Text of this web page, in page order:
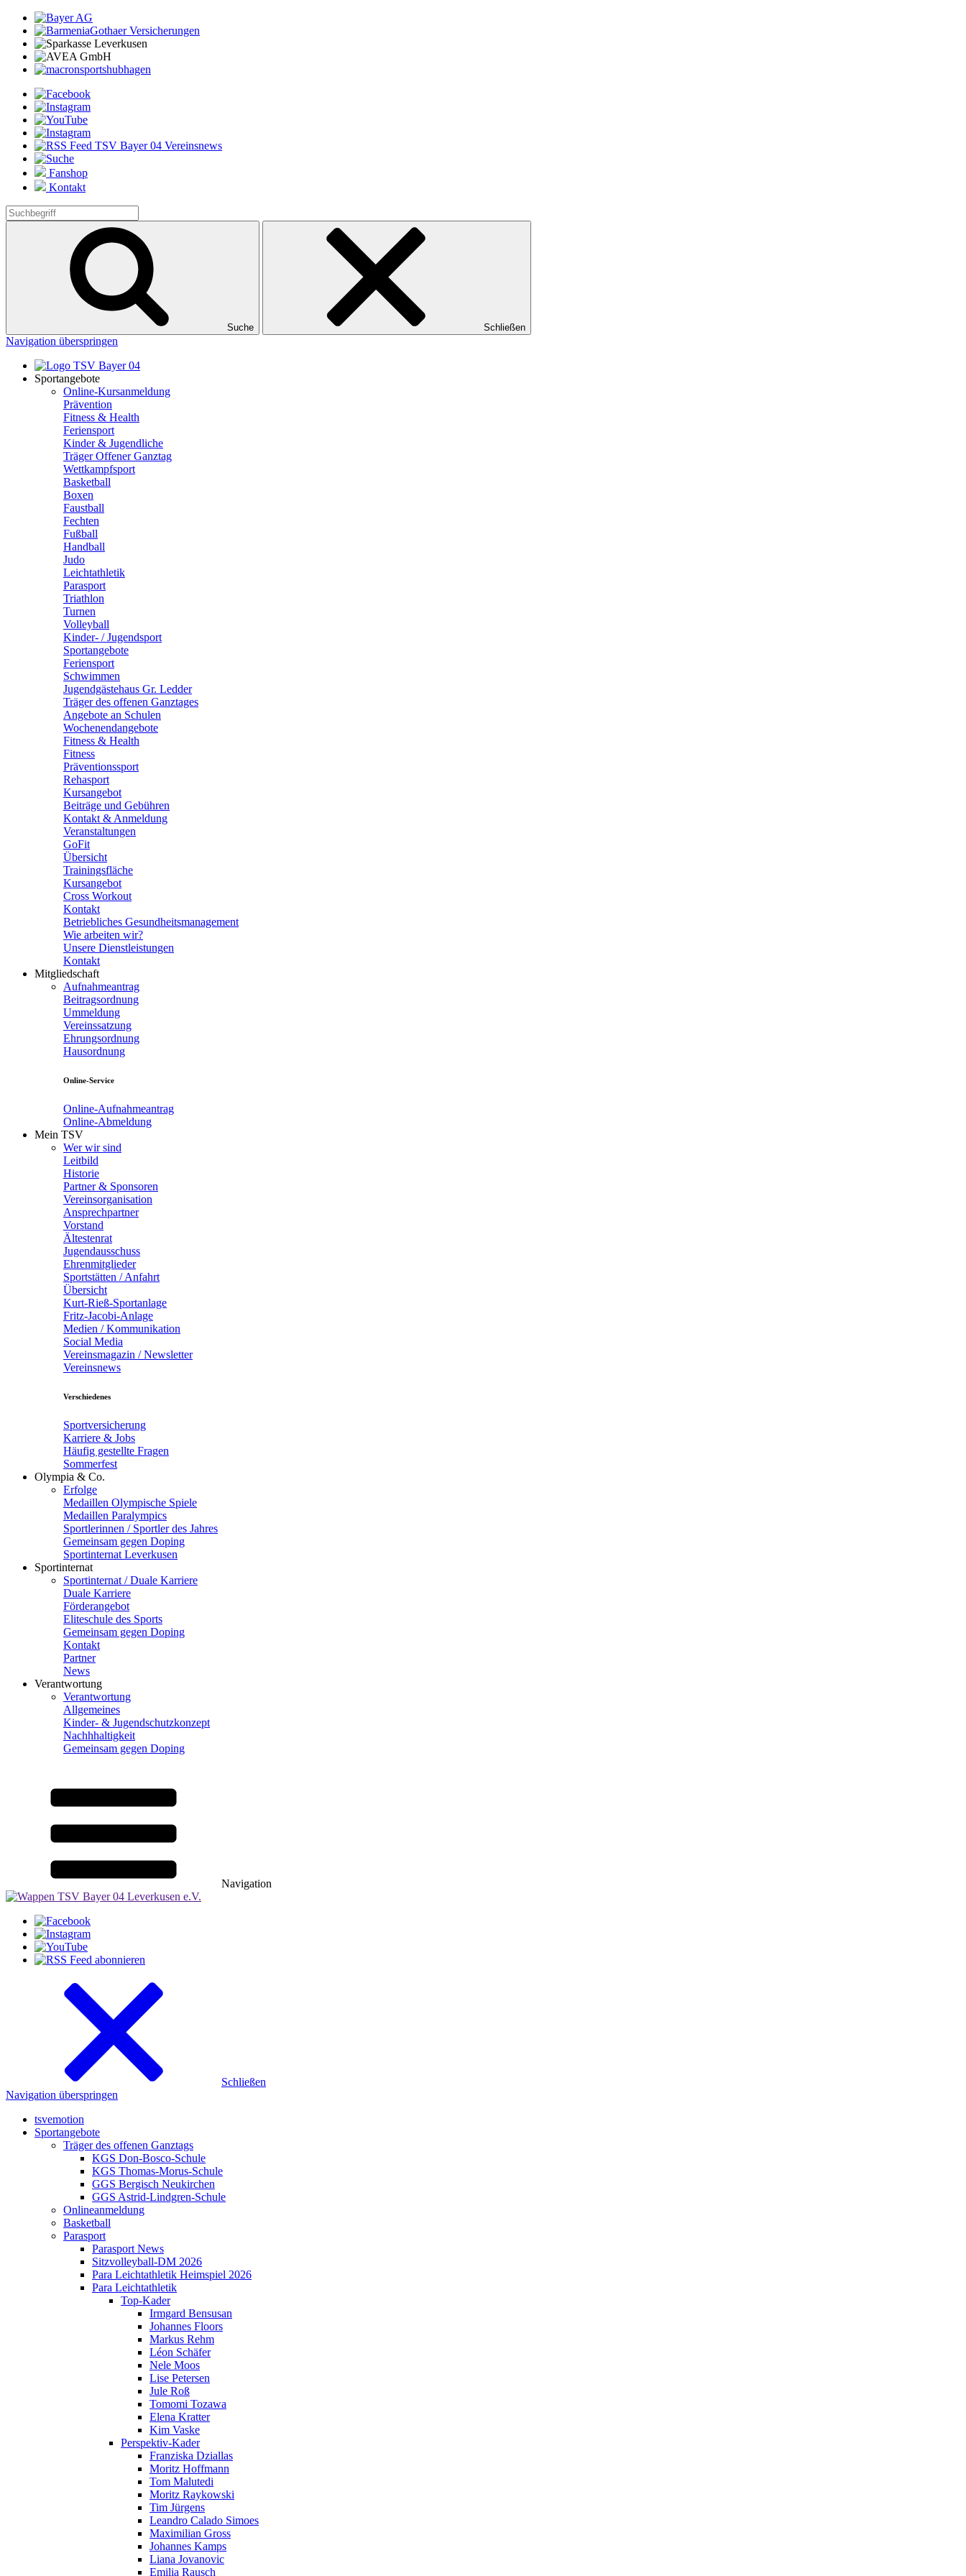
Fanshop
Kontakt
Suche Schließen
Navigation überspringen
Sportangebote
Online-Kursanmeldung
Prävention
Fitness & Health
Feriensport
Kinder & Jugendliche
Träger Offener Ganztag
Wettkampfsport
Basketball
Boxen
Faustball
Fechten
Fußball
Handball
Judo
Leichtathletik
Parasport
Triathlon
Turnen
Volleyball
Kinder- / Jugendsport
Sportangebote
Feriensport
Schwimmen
Jugendgästehaus Gr. Ledder
Träger des offenen Ganztages
Angebote an Schulen
Wochenendangebote
Fitness & Health
Fitness
Präventionssport
Rehasport
Kursangebot
Beiträge und Gebühren
Kontakt & Anmeldung
Veranstaltungen
GoFit
Übersicht
Trainingsfläche
Kursangebot
Cross Workout
Kontakt
Betriebliches Gesundheitsmanagement
Wie arbeiten wir?
Unsere Dienstleistungen
Kontakt
Mitgliedschaft
Aufnahmeantrag
Beitragsordnung
Ummeldung
Vereinssatzung
Ehrungsordnung
Hausordnung
Online-Service
Online-Aufnahmeantrag
Online-Abmeldung
Mein TSV
Wer wir sind
Leitbild
Historie
Partner & Sponsoren
Vereinsorganisation
Ansprechpartner
Vorstand
Ältestenrat
Jugendausschuss
Ehrenmitglieder
Sportstätten / Anfahrt
Übersicht
Kurt-Rieß-Sportanlage
Fritz-Jacobi-Anlage
Medien / Kommunikation
Social Media
Vereinsmagazin / Newsletter
Vereinsnews
Verschiedenes
Sportversicherung
Karriere & Jobs
Häufig gestellte Fragen
Sommerfest
Olympia & Co.
Erfolge
Medaillen Olympische Spiele
Medaillen Paralympics
Sportlerinnen / Sportler des Jahres
Gemeinsam gegen Doping
Sportinternat Leverkusen
Sportinternat
Sportinternat / Duale Karriere
Duale Karriere
Förderangebot
Eliteschule des Sports
Gemeinsam gegen Doping
Kontakt
Partner
News
Verantwortung
Verantwortung
Allgemeines
Kinder- & Jugendschutzkonzept
Nachhhaltigkeit
Gemeinsam gegen Doping
Navigation
Schließen
Navigation überspringen
tsvemotion
Sportangebote
Träger des offenen Ganztags
KGS Don-Bosco-Schule
KGS Thomas-Morus-Schule
GGS Bergisch Neukirchen
GGS Astrid-Lindgren-Schule
Onlineanmeldung
Basketball
Parasport
Parasport News
Sitzvolleyball-DM 2026
Para Leichtathletik Heimspiel 2026
Para Leichtathletik
Top-Kader
Irmgard Bensusan
Johannes Floors
Markus Rehm
Léon Schäfer
Nele Moos
Lise Petersen
Jule Roß
Tomomi Tozawa
Elena Kratter
Kim Vaske
Perspektiv-Kader
Franziska Dziallas
Moritz Hoffmann
Tom Malutedi
Moritz Raykowski
Tim Jürgens
Leandro Calado Simoes
Maximilian Gross
Johannes Kamps
Liana Jovanovic
Emilia Rausch